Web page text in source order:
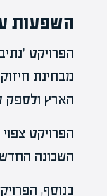
השפעות
הפרויקט
מבחינת
הארץ ולספק
הפרויקט
השכונה
בנוסף,